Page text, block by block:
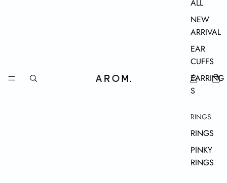
ALL
NEW
ARRIVAL
EAR
CUFFS
EARRING
S
RINGS
RINGS
PINKY
RINGS